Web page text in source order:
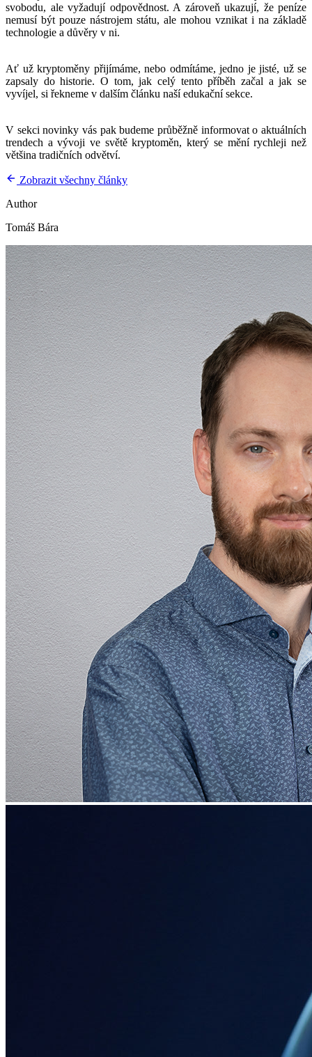
svobodu, ale vyžadují odpovědnost. A zároveň ukazují, že peníze
nemusí být pouze nástrojem státu, ale mohou vznikat i na základě
technologie a důvěry v ni.
Ať už kryptoměny přijímáme, nebo odmítáme, jedno je jisté, už se
zapsaly do historie. O tom, jak celý tento příběh začal a jak se
vyvíjel, si řekneme v dalším článku naší edukační sekce.
V sekci novinky vás pak budeme průběžně informovat o aktuálních
trendech a vývoji ve světě kryptoměn, který se mění rychleji než
většina tradičních odvětví.
Zobrazit všechny články
Author
Tomáš Bára